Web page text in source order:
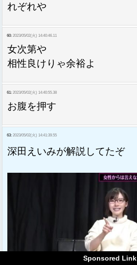
れぞれや
60: 2023/05/02(火) 14:40:46.11
女次第や
相性良けりゃ余裕よ
61: 2023/05/02(火) 14:40:55.38
お腹を押す
63: 2023/05/02(火) 14:41:39.55
深田えいみが解説してたぞ
Sponsored Link